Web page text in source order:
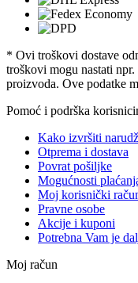
* Ovi troškovi dostave
troškovi mogu nastati
proizvoda. Ove podatke
Pomoć i podrška
Kako izvršiti
Otprema i dostava
Povrat pošiljke
Mogućnosti
Moj korisnički
Pravne osobe
Akcije i kuponi
Potrebna Vam je
Moj račun